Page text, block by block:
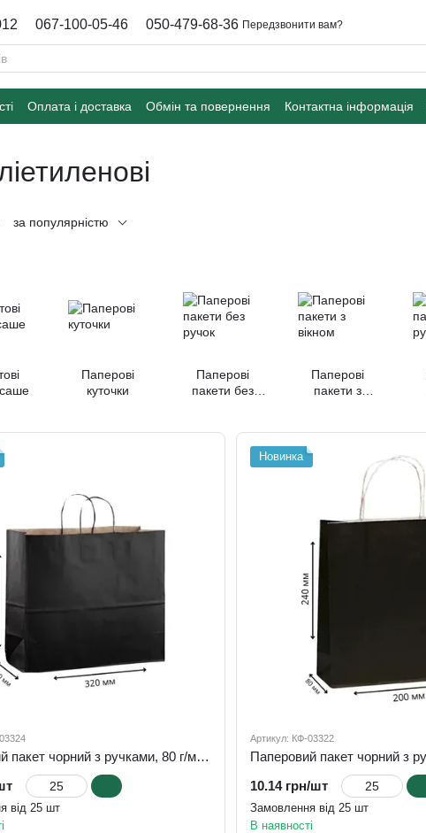
067-100-05-46 050-479-68-36 Передзвонити вам?
Оплата і доставка Обмін та повернення Контактна інформація
Блог
за популярністю
Паперові
куточки
Паперові
пакети без
Паперові
пакети з
Паперовий пакет чорний з ручками, 80 г/м.2, 320х160х280
від 25 шт
Новинка
Артикул: КФ-03322
10.14 грн/шт
Замовлення від 25 шт
В наявності